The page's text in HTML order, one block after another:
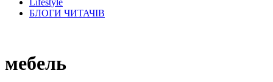
Lifestyle
БЛОГИ ЧИТАЧІВ
мебель